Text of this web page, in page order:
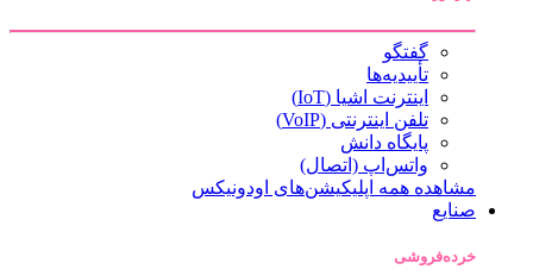
گفتگو
تأییدیه‌ها
اینترنت اشیا (IoT)
تلفن اینترنتی (VoIP)
پایگاه دانش
واتس‌اپ (اتصال)
مشاهده همه اپلیکیشن‌های اودونیکس
صنایع
خرده‌فروشی